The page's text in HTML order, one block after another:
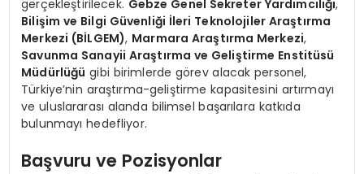
gerçekleştirilecek. Gebze Genel Sekreter Yardımcılığı,
Bilişim ve Bilgi Güvenliği İleri Teknolojiler Araştırma
Merkezi (BİLGEM), Marmara Araştırma Merkezi,
Savunma Sanayii Araştırma ve Geliştirme Enstitüsü
Müdürlüğü gibi birimlerde görev alacak personel,
Türkiye’nin araştırma-geliştirme kapasitesini artırmayı
ve uluslararası alanda bilimsel başarılara katkıda
bulunmayı hedefliyor.
Başvuru ve Pozisyonlar